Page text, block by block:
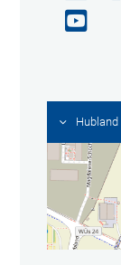
Hubland